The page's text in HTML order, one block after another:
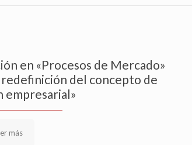
en «Procesos de Mercado»
del concepto de
empresarial»
más